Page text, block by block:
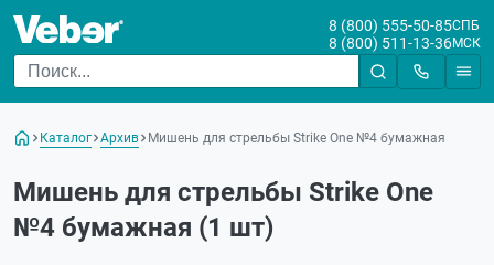
8 (800) 555-50-85СПБ
8 (800) 511-13-36МСК
Каталог Архив Мишень для стрельбы Strike One №4 бумажная
Мишень для стрельбы Strike One
№4 бумажная (1 шт)